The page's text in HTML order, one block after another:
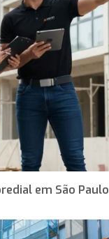
em São Paulo